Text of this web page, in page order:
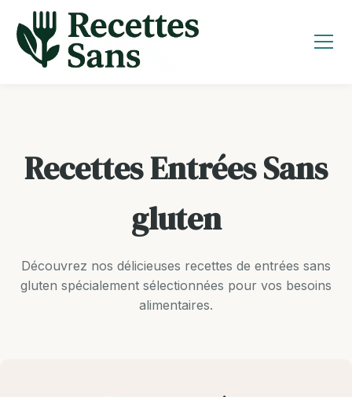
contenu
Recettes Entrées Sans
gluten
Découvrez nos délicieuses recettes de entrées sans
gluten spécialement sélectionnées pour vos besoins
alimentaires.